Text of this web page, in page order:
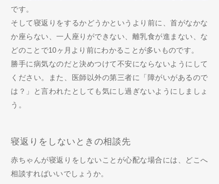
です。
そして寝返りをするかどうかというより前に、首がなかな
か座らない、一人座りができない、離乳食が進まない、な
どのことで10ヶ月より前にわかることが多いものです。
勝手に病気なのだと決めつけて不安にならないようにして
ください。また、医師以外の第三者に「障がいがあるので
は？」と言われたとしても気にし過ぎないようにしましょ
う。
寝返りをしないときの相談先
赤ちゃんが寝返りをしないことが心配な場合には、どこへ
相談すればいいでしょうか。